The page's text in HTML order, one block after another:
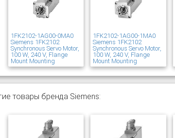
1FK2102-1AG00-0MA0
Siemens 1FK2102
Synchronous Servo Motor,
100 W, 240 V, Flange
Mount Mounting
1FK2102-1AG00-1MA0
Siemens 1FK2102
Synchronous Servo Motor,
100 W, 240 V, Flange
Mount Mounting
товары бренда Siemens: